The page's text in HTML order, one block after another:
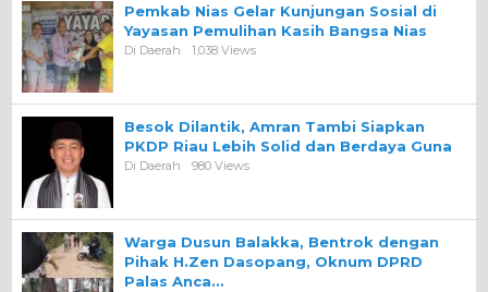
Pemkab Nias Gelar Kunjungan Sosial di
Yayasan Pemulihan Kasih Bangsa Nias
Di Daerah 1,038 Views
Besok Dilantik, Amran Tambi Siapkan
PKDP Riau Lebih Solid dan Berdaya Guna
Di Daerah 980 Views
Warga Dusun Balakka, Bentrok dengan
Pihak H.Zen Dasopang, Oknum DPRD
Palas Anca…